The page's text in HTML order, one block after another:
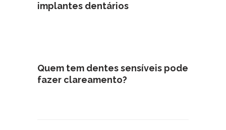
implantes dentários
Quem tem dentes sensíveis pode
fazer clareamento?